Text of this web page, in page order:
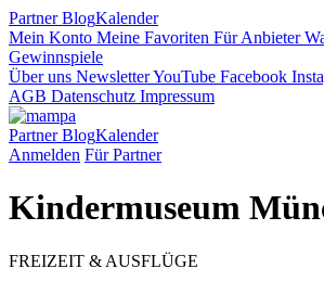
PartnerBlogKalender
Mein Konto Meine Favoriten Für Anbieter
Gewinnspiele
Über uns NewsletterYouTube Facebook
AGB Datenschutz Impressum
PartnerBlogKalender
Anmelden Für Partner
Kindermuseum
FREIZEIT & AUSFLÜGE